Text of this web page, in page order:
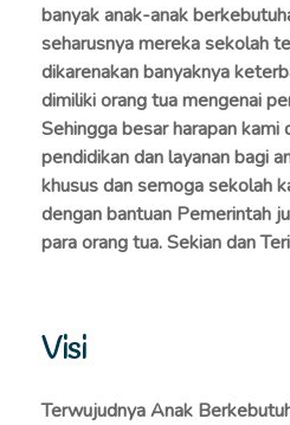
banyak anak-anak
seharusnya mereka sekolah
dikarenakan banyaknya
dimiliki orang tua mengenai
Sehingga besar harapan kami
pendidikan dan layanan bagi
khusus dan semoga sekolah
dengan bantuan Pemerintah
para orang tua. Sekian dan
Visi
Terwujudnya Anak